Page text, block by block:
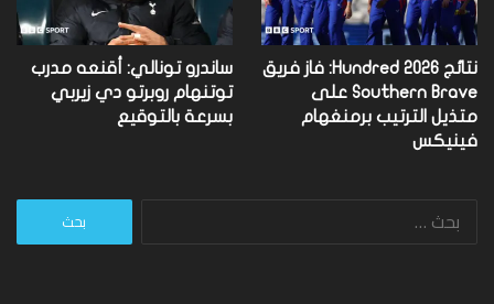
نتائج Hundred 2026: فاز فريق
Southern Brave على
متذيل الترتيب برمنغهام
فينيكس
ساندرو تونالي: أقنعه مدرب
توتنهام روبرتو دي زيربي
بسرعة بالتوقيع
البحث